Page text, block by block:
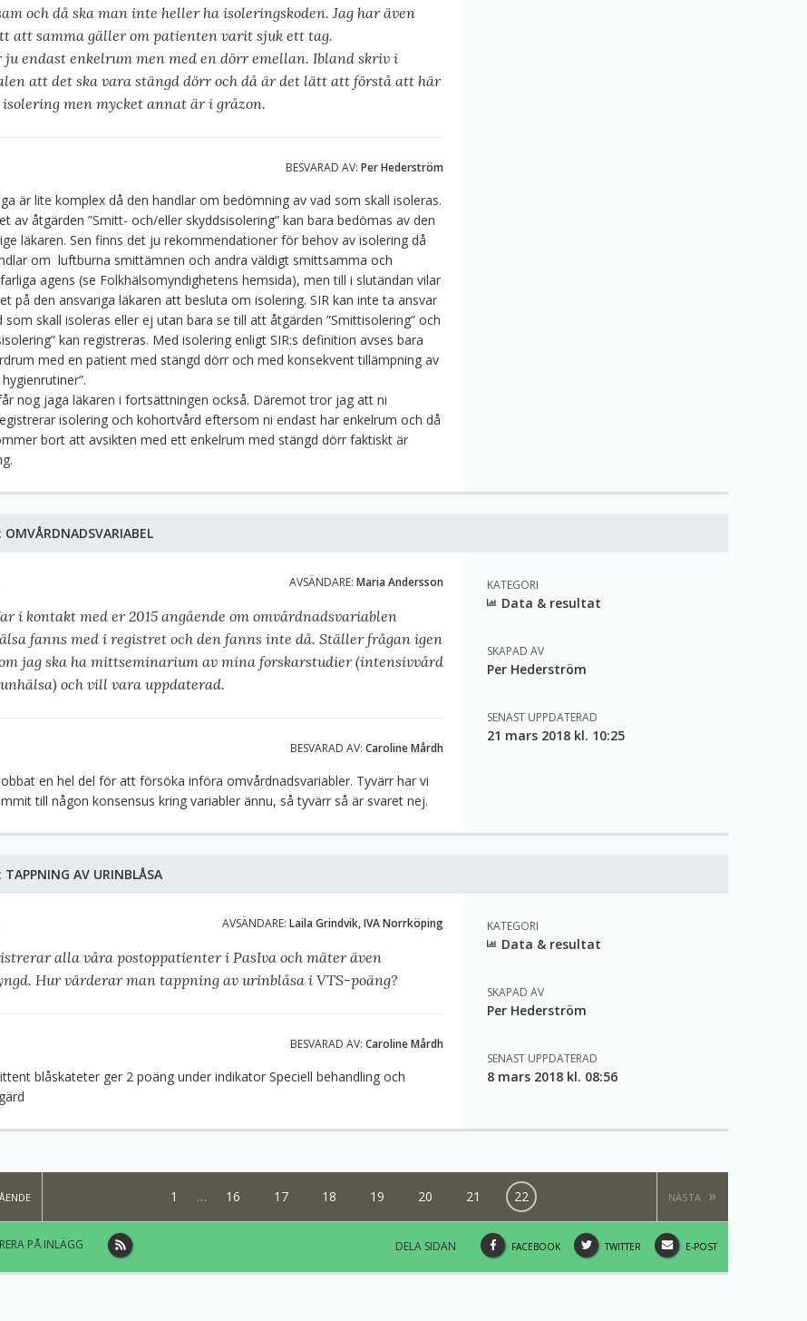
och då ska man inte heller ha isoleringskoden. Jag har även
att samma gäller om patienten varit sjuk ett tag.
ju endast enkelrum men med en dörr emellan. Ibland skriv i
att det ska vara stängd dörr och då är det lätt att förstå att här
men mycket annat är i gråzon.
BESVARAD AV:Per Hederström
är lite komplex då den handlar om bedömning av vad som skall isoleras.
av åtgärden ”Smitt- och/eller skyddsisolering” kan bara bedömas av den
läkaren. Sen finns det ju rekommendationer för behov av isolering då
om luftburna smittämnen och andra väldigt smittsamma och
agens (se Folkhälsomyndighetens hemsida), men till i slutändan vilar
på den ansvariga läkaren att besluta om isolering. SIR kan inte ta ansvar
som skall isoleras eller ej utan bara se till att åtgärden ”Smittisolering” och
kan registreras. Med isolering enligt SIR:s definition avses bara
med en patient med stängd dörr och med konsekvent tillämpning av
nog jaga läkaren i fortsättningen också. Däremot tror jag att ni
isolering och kohortvård eftersom ni endast har enkelrum och då
bort att avsikten med ett enkelrum med stängd dörr faktiskt är
OMVÅRDNADSVARIABEL
KATEGORI
Data & resultat
SKAPAD AV
Per Hederström
SENAST UPPDATERAD
21 mars 2018 kl. 10:25
AVSÄNDARE:Maria Andersson
i kontakt med er 2015 angående om omvårdnadsvariablen
fanns med i registret och den fanns inte då. Ställer frågan igen
jag ska ha mittseminarium av mina forskarstudier (intensivvård
och vill vara uppdaterad.
BESVARAD AV:Caroline Mårdh
en hel del för att försöka införa omvårdnadsvariabler. Tyvärr har vi
till någon konsensus kring variabler ännu, så tyvärr så är svaret nej.
TAPPNING AV URINBLÅSA
KATEGORI
Data & resultat
SKAPAD AV
Per Hederström
SENAST UPPDATERAD
8 mars 2018 kl. 08:56
AVSÄNDARE:Laila Grindvik, IVA Norrköping
alla våra postoppatienter i PasIva och mäter även
Hur värderar man tappning av urinblåsa i VTS-poäng?
BESVARAD AV:Caroline Mårdh
blåskateter ger 2 poäng under indikator Speciell behandling och
1 16 17 18 19 20 21 22 NÄSTA
PÅ INLÄGG DELA SIDAN DELA
DENNA
FACEBOOK DELA
DENNA
TWITTER DELA
DENNA
E-POST